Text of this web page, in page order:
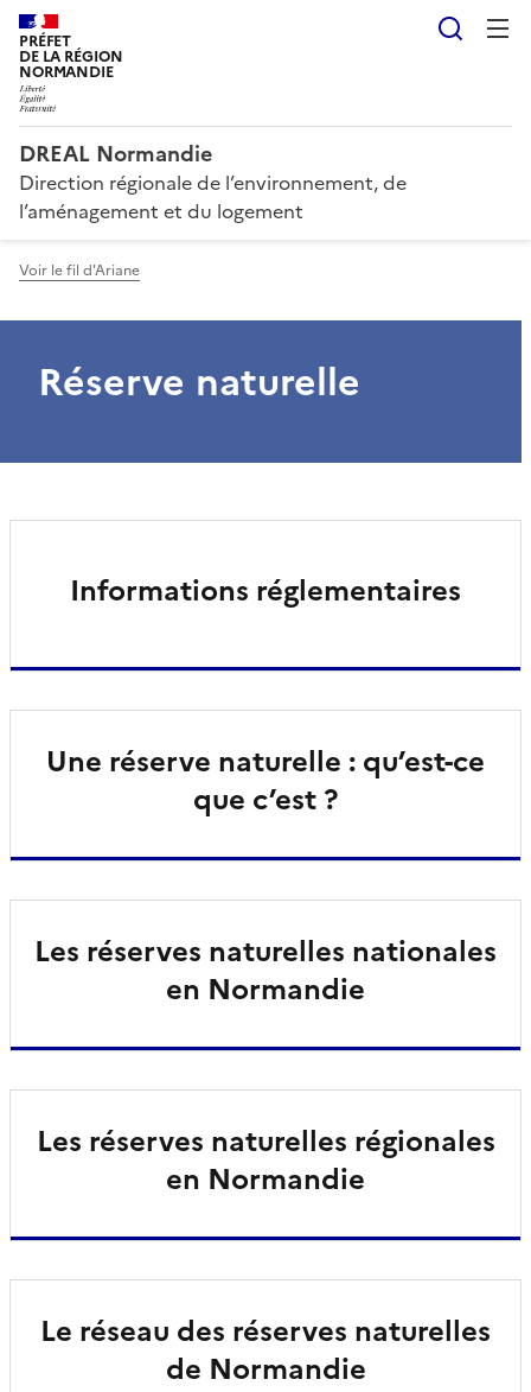
PRÉFET
DE LA RÉGION
NORMANDIE
DREAL Normandie
Direction régionale de l’environnement, de
l’aménagement et du logement
Voir le fil d'Ariane
Réserve naturelle
Informations réglementaires
Une réserve naturelle : qu’est-ce
que c’est ?
Les réserves naturelles nationales
en Normandie
Les réserves naturelles régionales
en Normandie
Le réseau des réserves naturelles
de Normandie